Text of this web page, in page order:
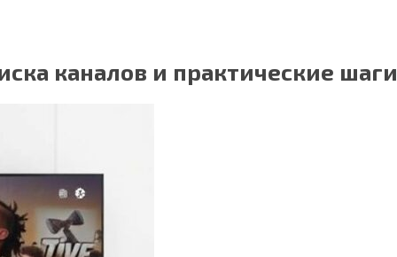
каналов и практические шаги